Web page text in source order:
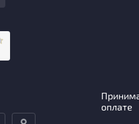
оплате